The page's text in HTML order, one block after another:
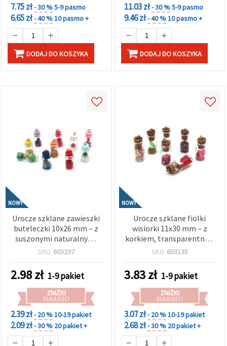
7.75 zł- 30 %5-9 pasmo
6.65 zł- 40 %10 pasmo +
DODAJ DO KOSZYKA
11.03 zł- 30 %5-9 pasmo
9.46 zł- 40 %10 pasmo +
DODAJ DO KOSZYKA
NOWY
Urocze szklane zawieszki
buteleczki 10x26 mm – z
suszonymi naturalnymi
kwiatami, otwór 1,5 mm,
szt. do eleganckiej
biżuterii handmade, DIY i
rękodzieła, na prezent
SKU: 603297
2.98zł 1-9 pakiet
ZNIŻKI
DLA ILOŚCI
2.39 zł- 20 %10-19 pakiet
2.09 zł- 30 % 20 pakiet +
NOWY
Urocze szklane fiolki
wisiorki 11x30 mm – z
korkiem, transparentne z
mieszanym wypełnieniem
zestaw 2 szt. do ręcznie
robionej biżuterii,
dekoracji prezentów i
kreatywnych projektów
DIY
SKU: 603135
3.83zł 1-9 pakiet
ZNIŻKI
DLA ILOŚCI
3.07 zł- 20 %10-19 pakiet
2.68 zł- 30 % 20 pakiet +